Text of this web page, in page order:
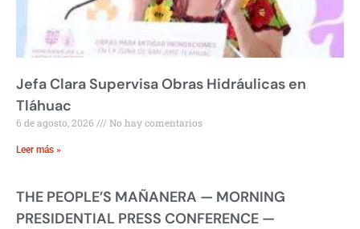
Jefa Clara Supervisa Obras Hidráulicas en
Tláhuac
6 de agosto, 2026 No hay comentarios
Leer más »
THE PEOPLE’S MAÑANERA — MORNING
PRESIDENTIAL PRESS CONFERENCE —